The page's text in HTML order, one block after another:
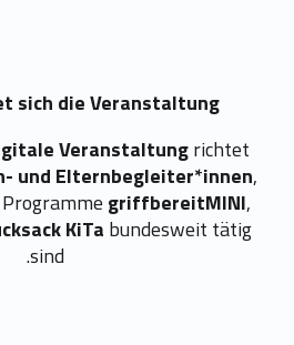
sich die Veranstaltung?
Veranstaltungrichtet
und Elternbegleiter*innen,
griffbereitMINI,
KiTa bundesweit tätig
sind.